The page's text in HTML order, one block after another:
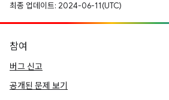
최종 업데이트: 2024-06-11(UTC)
참여
버그 신고
공개된 문제 보기